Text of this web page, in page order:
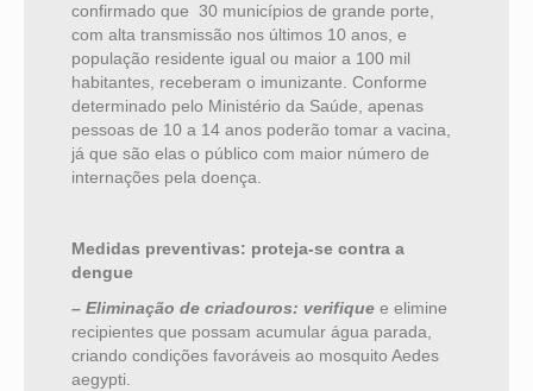
confirmado que 30 municípios de grande porte,
com alta transmissão nos últimos 10 anos, e
população residente igual ou maior a 100 mil
habitantes, receberam o imunizante. Conforme
determinado pelo Ministério da Saúde, apenas
pessoas de 10 a 14 anos poderão tomar a vacina,
já que são elas o público com maior número de
internações pela doença.
Medidas preventivas: proteja-se contra a
dengue
– Eliminação de criadouros: verifique e elimine
recipientes que possam acumular água parada,
criando condições favoráveis ao mosquito Aedes
aegypti.